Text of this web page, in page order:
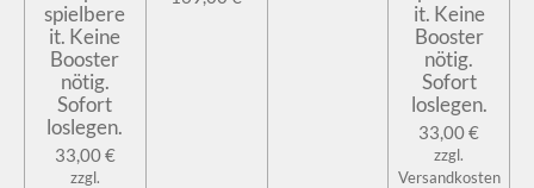
spielbere
it. Keine
Booster
nötig.
Sofort
loslegen.
33,00 €
zzgl.
it. Keine
Booster
nötig.
Sofort
loslegen.
33,00 €
zzgl.
Versandkosten